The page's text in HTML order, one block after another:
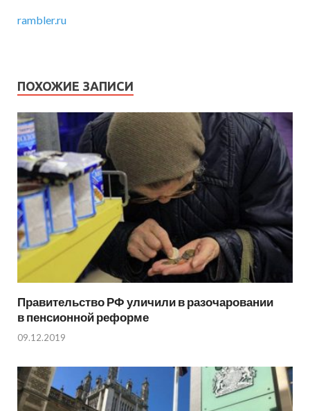
rambler.ru
ПОХОЖИЕ ЗАПИСИ
Правительство РФ уличили в разочаровании
в пенсионной реформе
09.12.2019